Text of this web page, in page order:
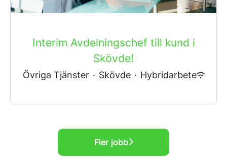
Interim Avdelningschef till kund i
Skövde!
Övriga Tjänster · Skövde · Hybridarbete
Fler jobb